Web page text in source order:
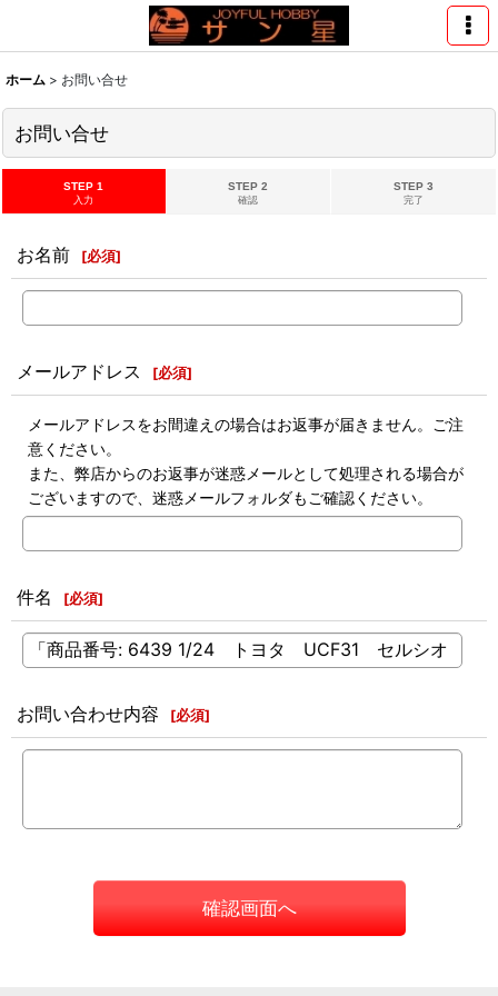
ホーム > お問い合せ
お問い合せ
STEP 1
入力
STEP 2
確認
STEP 3
完了
お名前 [必須]
メールアドレス [必須]
メールアドレスをお間違えの場合はお返事が届きません。ご注
意ください。
また、弊店からのお返事が迷惑メールとして処理される場合が
ございますので、迷惑メールフォルダもご確認ください。
件名 [必須]
お問い合わせ内容 [必須]
確認画面へ